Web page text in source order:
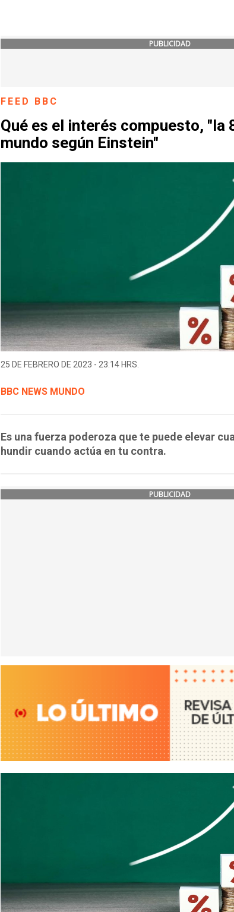
PUBLICIDAD
FEED BBC
Qué es el interés compuesto, "la
mundo según Einstein"
25 DE FEBRERO DE 2023 - 23:14 HRS.
BBC NEWS MUNDO
Es una fuerza poderoza que te puede elevar
hundir cuando actúa en tu contra.
PUBLICIDAD